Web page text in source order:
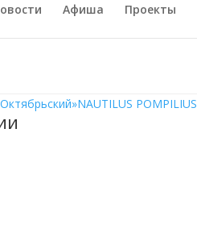
Афиша Проекты
NAUTILUS POMPILIUS